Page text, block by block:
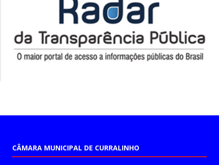
CÂMARA MUNICIPAL DE CURRALINHO